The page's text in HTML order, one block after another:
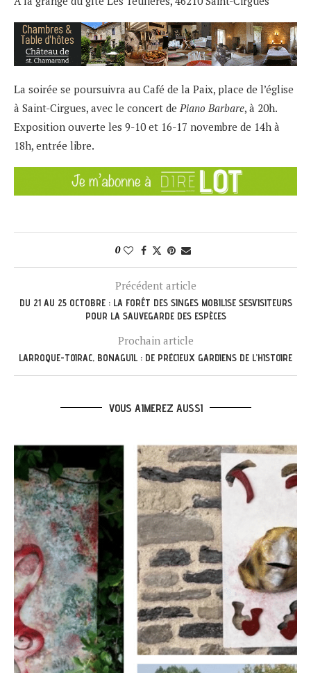
La soirée se poursuivra au Café de la Paix, place de l’église
à Saint-Cirgues, avec le concert de Piano Barbare, à 20h.
Exposition ouverte les 9-10 et 16-17 novembre de 14h à
18h, entrée libre.
0
Précédent article
DU 21 AU 25 OCTOBRE : LA FORÊT DES SINGES MOBILISE SESVISITEURS
POUR LA SAUVEGARDE DES ESPÈCES
Prochain article
LARROQUE-TOIRAC, BONAGUIL : DE PRÉCIEUX GARDIENS DE L’HISTOIRE
VOUS AIMEREZ AUSSI